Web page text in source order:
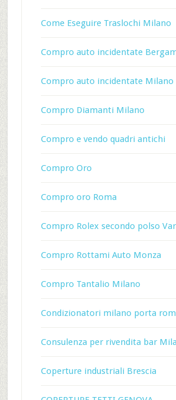
Come Eseguire Traslochi Milano
Compro auto incidentate
Compro auto incidentate Milano
Compro Diamanti Milano
Compro e vendo quadri antichi
Compro Oro
Compro oro Roma
Compro Rolex secondo polso
Compro Rottami Auto Monza
Compro Tantalio Milano
Condizionatori milano porta
Consulenza per rivendita bar
Coperture industriali Brescia